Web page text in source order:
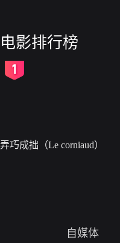
电影排行榜
弄巧成拙（Le corniaud）
自媒体